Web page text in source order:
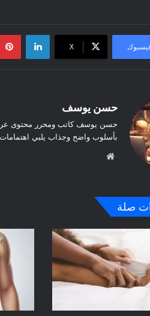
‫X
لينكدإن
حسن يوسف
حسن يوسف كاتب ومحرر محتوى
بأسلوب واضح وجذاب يلبي اهتمامات
ب
صلة